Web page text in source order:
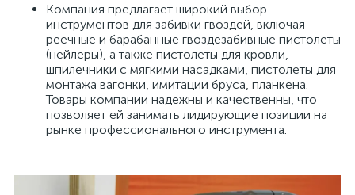
Компания предлагает широкий выбор
инструментов для забивки гвоздей, включая
реечные и барабанные гвоздезабивные пистолеты
(нейлеры), а также пистолеты для кровли,
шпилечники с мягкими насадками, пистолеты для
монтажа вагонки, имитации бруса, планкена.
Товары компании надежны и качественны, что
позволяет ей занимать лидирующие позиции на
рынке профессионального инструмента.